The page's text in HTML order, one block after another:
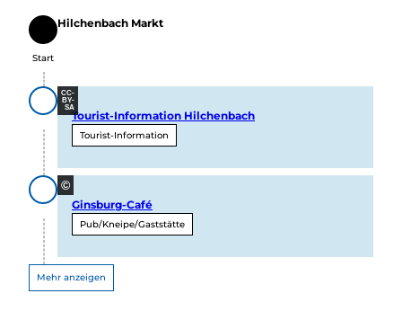
Start
Start
Hilchenbach Markt
CC-
BY-
SA
Tourist-Information Hilchenbach
Tourist-Information
©
Ginsburg-Café
Pub/Kneipe/Gaststätte
Mehr anzeigen